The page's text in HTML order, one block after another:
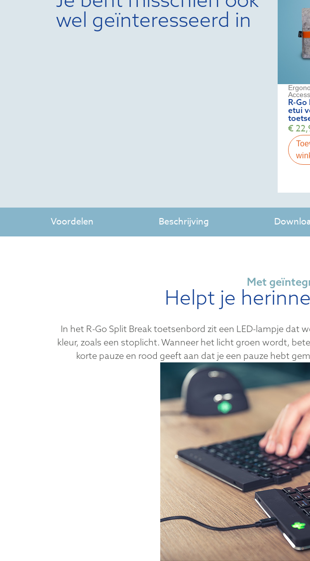
wel geïnteresseerd in
R-
etui
€
Voordelen Beschrijving
Met
Helpt je
In het R-Go Split Break toetsenbord zit een LED-lampje dat
kleur, zoals een stoplicht. Wanneer het licht groen wordt,
korte pauze en rood geeft aan dat je een pauze hebt